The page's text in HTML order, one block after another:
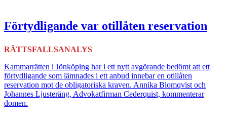
Förtydligande var otillåten reservation
RÄTTSFALLSANALYS
Kammarrätten i Jönköping har i ett nytt avgörande bedömt att ett
förtydligande som lämnades i ett anbud innebar en otillåten
reservation mot de obligatoriska kraven. Annika Blomqvist och
Johannes Ljusteräng, Advokatfirman Cederquist, kommenterar
domen.